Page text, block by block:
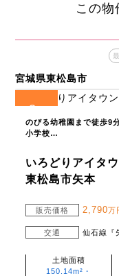
この物
宮城県東松島市
3
のびる幼稚園まで徒歩9
小学校…
いろどりアイタ
東松島市矢本
販売価格 2,790万
交通 仙石線『
土地面積
150.14m²・